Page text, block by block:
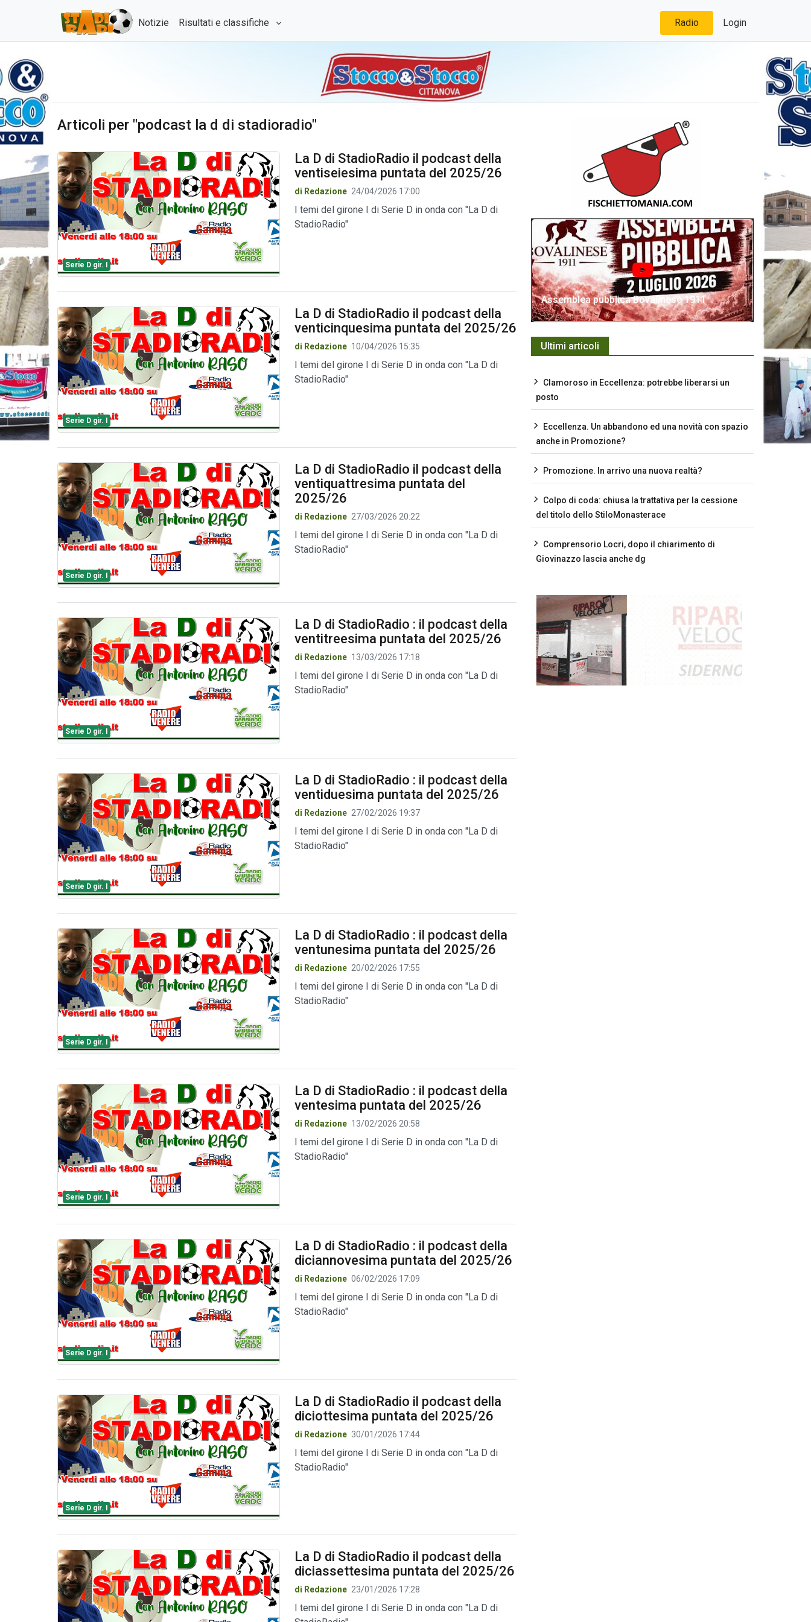
Notizie Risultati e classifiche Radio Login
Articoli per "podcast la d di stadioradio"
Serie D gir. I
La D di StadioRadio il podcast della
ventiseiesima puntata del 2025/26
di Redazione 24/04/2026 17:00
I temi del girone I di Serie D in onda con "La D di
StadioRadio"
Serie D gir. I
La D di StadioRadio il podcast della
venticinquesima puntata del 2025/26
di Redazione 10/04/2026 15:35
I temi del girone I di Serie D in onda con "La D di
StadioRadio"
Serie D gir. I
La D di StadioRadio il podcast della
ventiquattresima puntata del
2025/26
di Redazione 27/03/2026 20:22
I temi del girone I di Serie D in onda con "La D di
StadioRadio"
Serie D gir. I
La D di StadioRadio : il podcast della
ventitreesima puntata del 2025/26
di Redazione 13/03/2026 17:18
I temi del girone I di Serie D in onda con "La D di
StadioRadio"
Serie D gir. I
La D di StadioRadio : il podcast della
ventiduesima puntata del 2025/26
di Redazione 27/02/2026 19:37
I temi del girone I di Serie D in onda con "La D di
StadioRadio"
Serie D gir. I
La D di StadioRadio : il podcast della
ventunesima puntata del 2025/26
di Redazione 20/02/2026 17:55
I temi del girone I di Serie D in onda con "La D di
StadioRadio"
Serie D gir. I
La D di StadioRadio : il podcast della
ventesima puntata del 2025/26
di Redazione 13/02/2026 20:58
I temi del girone I di Serie D in onda con "La D di
StadioRadio"
Serie D gir. I
La D di StadioRadio : il podcast della
diciannovesima puntata del 2025/26
di Redazione 06/02/2026 17:09
I temi del girone I di Serie D in onda con "La D di
StadioRadio"
Serie D gir. I
La D di StadioRadio il podcast della
diciottesima puntata del 2025/26
di Redazione 30/01/2026 17:44
I temi del girone I di Serie D in onda con "La D di
StadioRadio"
La D di StadioRadio il podcast della
diciassettesima puntata del 2025/26
di Redazione 23/01/2026 17:28
I temi del girone I di Serie D in onda con "La D di
Assemblea pubblica Bovalinese 1911
Ultimi articoli
Clamoroso in Eccellenza: potrebbe liberarsi un
posto
Eccellenza. Un abbandono ed una novità con spazio
anche in Promozione?
Promozione. In arrivo una nuova realtà?
Colpo di coda: chiusa la trattativa per la cessione
del titolo dello StiloMonasterace
Comprensorio Locri, dopo il chiarimento di
Giovinazzo lascia anche dg